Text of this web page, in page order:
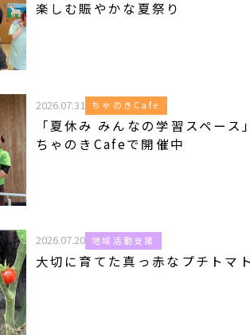
楽しむ賑やかな夏祭り
2026.07.31 ちゃのきCafe
「夏休み みんなの学習スペース
ちゃのきCafeで開催中
2026.07.20 地域活動支援
大切に育てた真っ赤なプチトマ